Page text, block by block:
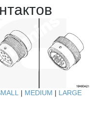
| MEDIUM | LARGE